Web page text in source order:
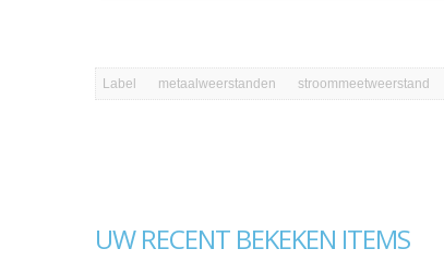
Label metaalweerstanden stroommeetweerstand
UW RECENT BEKEKEN ITEMS